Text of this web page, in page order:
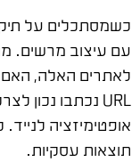
כשמסתכלים על
עם עיצוב מרשים.
לאתרים האלה,
URL נכתבו נכון לצרכי
אופטימיזציה
תוצאות עסקיות.